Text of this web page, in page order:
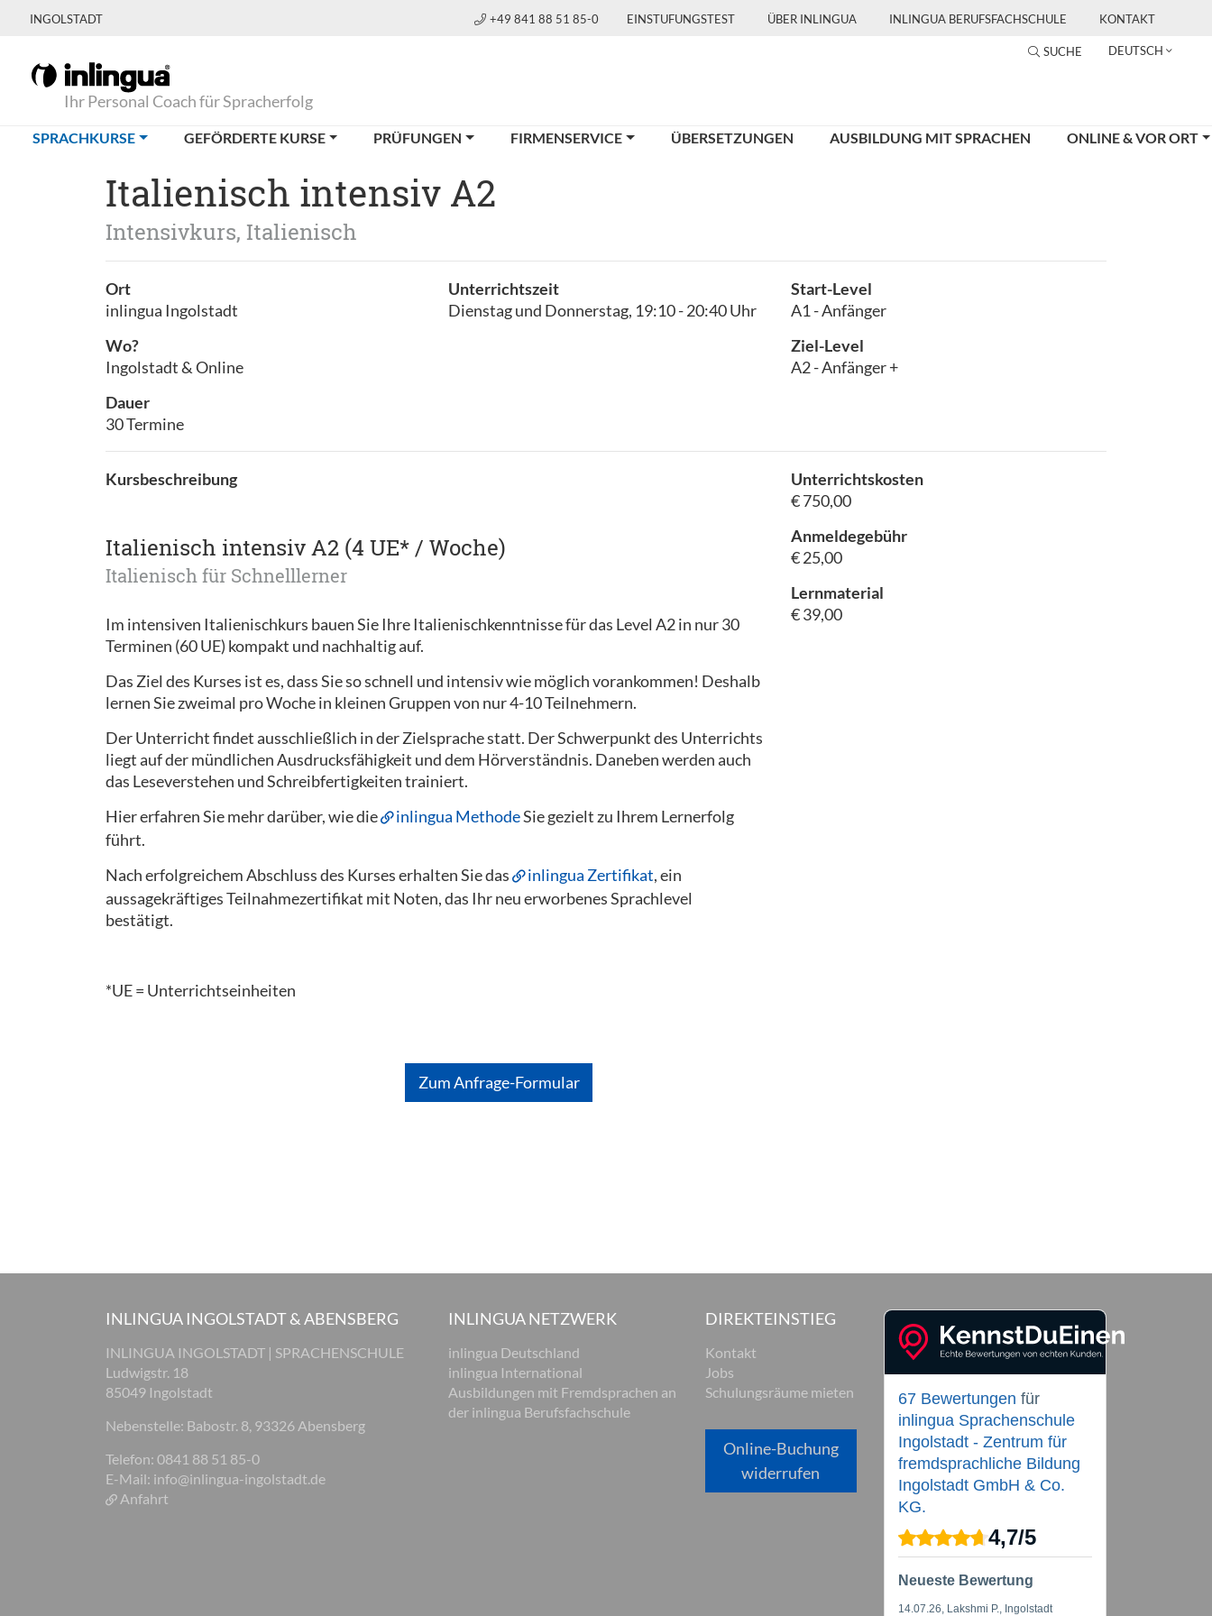
INGOLSTADT +49 841 88 51 85-0 EINSTUFUNGSTEST ÜBER INLINGUA INLINGUA BERUFSFACHSCHULE KONTAKT
SUCHE DEUTSCH
Ihr Personal Coach für Spracherfolg
SPRACHKURSE(CURRENT)GEFÖRDERTE KURSE PRÜFUNGEN FIRMENSERVICE ÜBERSETZUNGEN AUSBILDUNG MIT SPRACHEN ONLINE & VOR ORT
Italienisch intensiv A2
Intensivkurs, Italienisch
Ort
inlingua Ingolstadt
Wo?
Ingolstadt & Online
Dauer
30 Termine
Unterrichtszeit
Dienstag und Donnerstag, 19:10 - 20:40 Uhr
Start-Level
A1 - Anfänger
Ziel-Level
A2 - Anfänger +
Kursbeschreibung
Italienisch intensiv A2 (4 UE* / Woche)
Italienisch für Schnelllerner
Im intensiven Italienischkurs bauen Sie Ihre Italienischkenntnisse für das Level A2 in nur 30
Terminen (60 UE) kompakt und nachhaltig auf.
Das Ziel des Kurses ist es, dass Sie so schnell und intensiv wie möglich vorankommen! Deshalb
lernen Sie zweimal pro Woche in kleinen Gruppen von nur 4-10 Teilnehmern.
Der Unterricht findet ausschließlich in der Zielsprache statt. Der Schwerpunkt des Unterrichts
liegt auf der mündlichen Ausdrucksfähigkeit und dem Hörverständnis. Daneben werden auch
das Leseverstehen und Schreibfertigkeiten trainiert.
Hier erfahren Sie mehr darüber, wie die
inlingua MethodeSie gezielt zu Ihrem Lernerfolg
führt.
Nach erfolgreichem Abschluss des Kurses erhalten Sie das
inlingua Zertifikat, ein
aussagekräftiges Teilnahmezertifikat mit Noten, das Ihr neu erworbenes Sprachlevel
bestätigt.
*UE = Unterrichtseinheiten
Unterrichtskosten
€ 750,00
Anmeldegebühr
€ 25,00
Lernmaterial
€ 39,00
Zum Anfrage-Formular
INLINGUA INGOLSTADT & ABENSBERG
INLINGUA INGOLSTADT | SPRACHENSCHULE
Ludwigstr. 18
85049 Ingolstadt
Nebenstelle: Babostr. 8, 93326 Abensberg
Telefon: 0841 88 51 85-0
E-Mail: info@inlingua-ingolstadt.de
Anfahrt
INLINGUA NETZWERK
inlingua Deutschland
inlingua International
Ausbildungen mit Fremdsprachen an
der inlingua Berufsfachschule
DIREKTEINSTIEG
Kontakt
Jobs
Schulungsräume mieten
Online-Buchung
widerrufen
67 Bewertungen für
inlingua Sprachenschule
Ingolstadt - Zentrum für
fremdsprachliche Bildung
Ingolstadt GmbH & Co.
KG.
4,7/5
Neueste Bewertung
14.07.26, Lakshmi P., Ingolstadt